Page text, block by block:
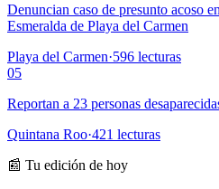
Denuncian caso de presunto acoso
Esmeralda de Playa del Carmen
Playa del Carmen·596 lecturas
05
Reportan a 23 personas
Quintana Roo·421 lecturas
📰 Tu edición de hoy